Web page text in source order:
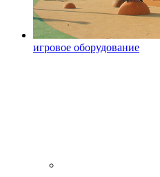
игровое оборудование